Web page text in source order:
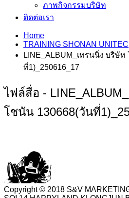
ภาพกิจกรรมบริษัท
ติดต่อเรา
Home
TRAINING SHONAN UNITEC
LINE_ALBUM_เทรนนิ่ง บริษั
ที่1)_250616_17
ไฟล์สื่อ -
โชนัน 130668(วันที่
Copyright © 2018 S&V